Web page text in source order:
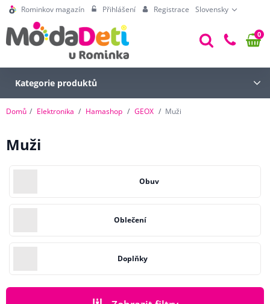
Rominkov magazín Přihlášení Registrace Slovensky
0
Kategorie produktů
Domů Elektronika Hamashop GEOX Muži
Muži
Obuv
Oblečení
Doplňky